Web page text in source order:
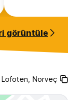
görüntüle
Lofoten, Norveç